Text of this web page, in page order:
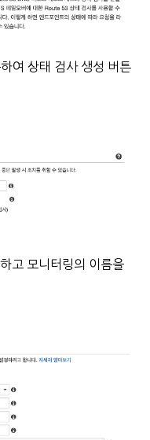
여 상태 검사 생성 버튼
고 모니터링의 이름을